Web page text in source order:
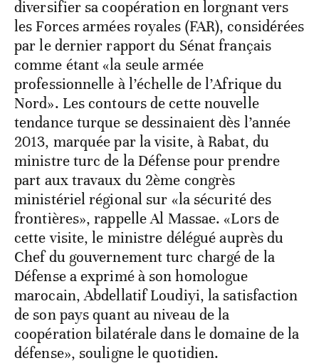
diversifier sa coopération en lorgnant vers
les Forces armées royales (FAR), considérées
par le dernier rapport du Sénat français
comme étant «la seule armée
professionnelle à l’échelle de l’Afrique du
Nord». Les contours de cette nouvelle
tendance turque se dessinaient dès l’année
2013, marquée par la visite, à Rabat, du
ministre turc de la Défense pour prendre
part aux travaux du 2ème congrès
ministériel régional sur «la sécurité des
frontières», rappelle Al Massae. «Lors de
cette visite, le ministre délégué auprès du
Chef du gouvernement turc chargé de la
Défense a exprimé à son homologue
marocain, Abdellatif Loudiyi, la satisfaction
de son pays quant au niveau de la
coopération bilatérale dans le domaine de la
défense», souligne le quotidien.